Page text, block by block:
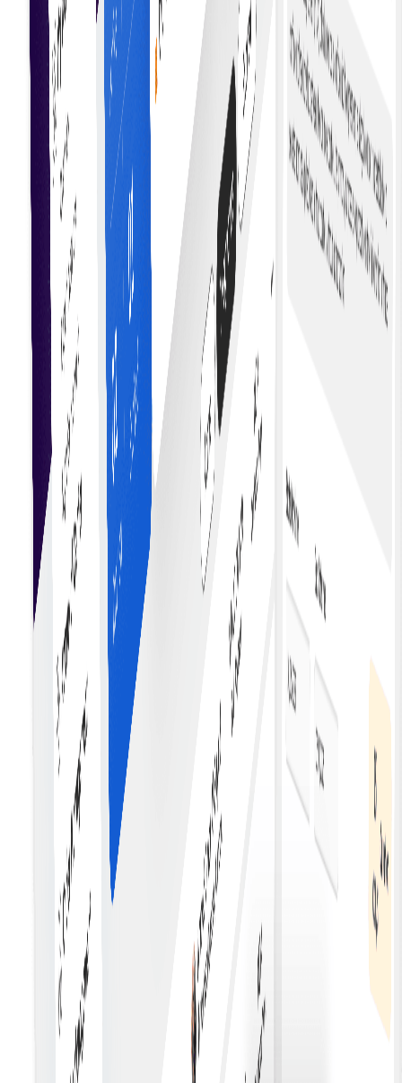
Începeți achiziția
Actualizări în timp real
Primiți actualizări și notificări în timp real atunci când
îndeplinite condițiile contractuale sau sunt declanșate
acțiuni.
Termeni personalizabili
Adaptați termenii și condițiile contractuale la nevoile
specifice cu ajutorul modelelor de contracte inteligente
flexibile și programabile.
Reducerea costurilor
Reduceți costurile asociate cu gestionarea contractelor
prin automatizarea proceselor și eliminarea
intermediarilor.
Actualizări în timp real
Primiți actualizări și notificări în timp real atunci când
îndeplinite condițiile contractuale sau sunt declanșate